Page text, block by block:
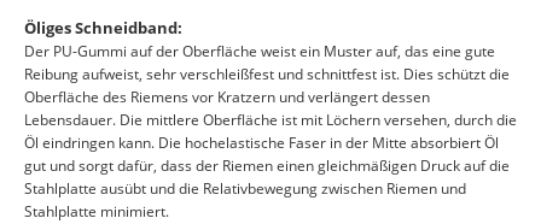
Öliges Schneidband:
Der PU-Gummi auf der Oberfläche weist ein Muster auf, das eine gute
Reibung aufweist, sehr verschleißfest und schnittfest ist. Dies schützt die
Oberfläche des Riemens vor Kratzern und verlängert dessen
Lebensdauer. Die mittlere Oberfläche ist mit Löchern versehen, durch die
Öl eindringen kann. Die hochelastische Faser in der Mitte absorbiert Öl
gut und sorgt dafür, dass der Riemen einen gleichmäßigen Druck auf die
Stahlplatte ausübt und die Relativbewegung zwischen Riemen und
Stahlplatte minimiert.